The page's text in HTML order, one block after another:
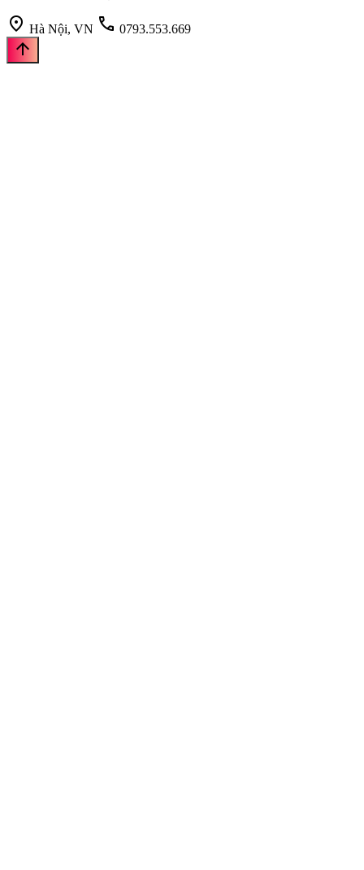
location_on Hà Nội, VN call 0793.553.669
arrow_upward